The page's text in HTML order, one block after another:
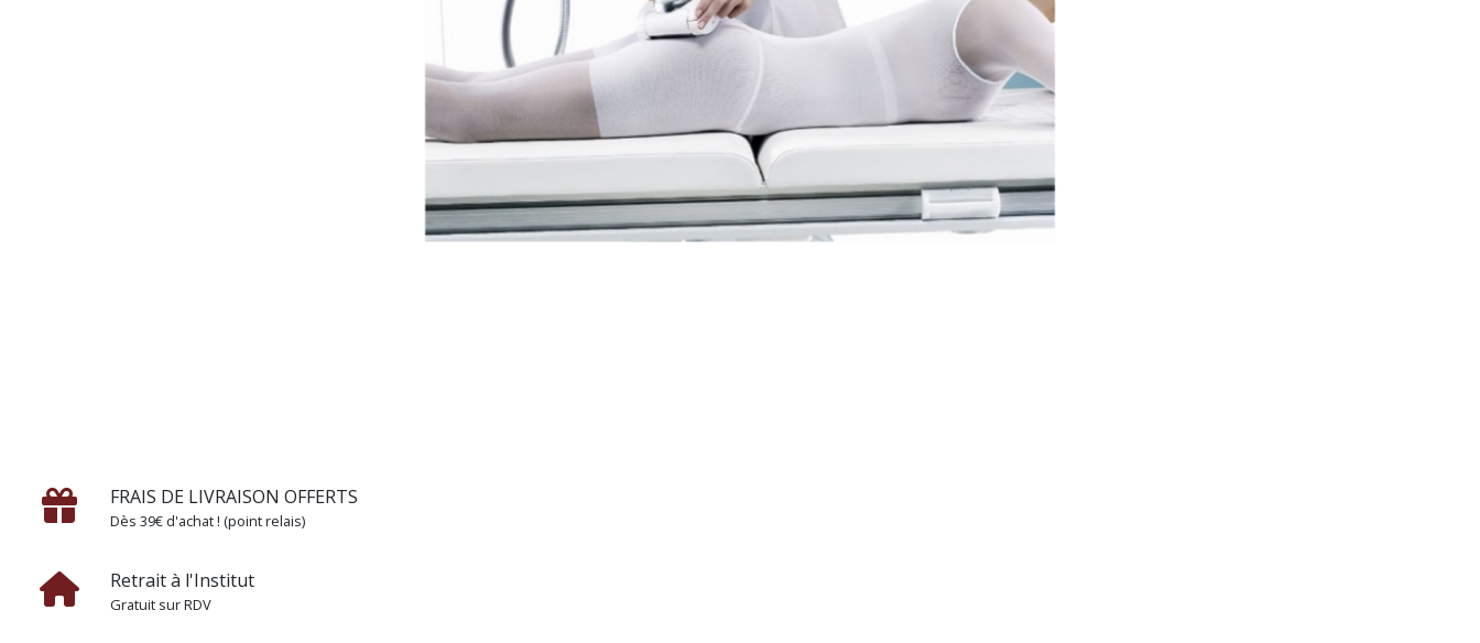
FRAIS DE LIVRAISON OFFERTS
Dès 39€ d'achat ! (point relais)
Retrait à l'Institut
Gratuit sur RDV